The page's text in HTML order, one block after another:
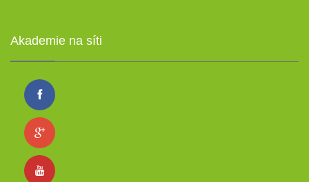
Akademie na síti